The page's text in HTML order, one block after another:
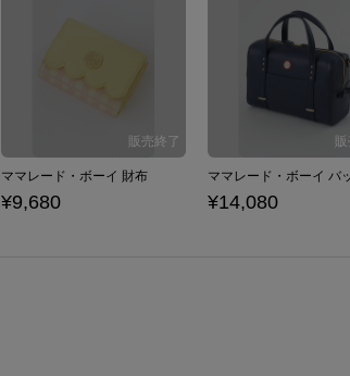
ママレード・ボーイ 財布
¥9,680
ママレード・ボーイ バ
¥14,080